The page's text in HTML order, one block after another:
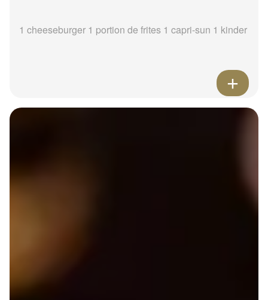
1 cheeseburger 1 portion de frites 1 capri-sun 1 kinder